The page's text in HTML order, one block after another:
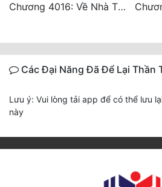
Chương 4016: Về Nhà Thôi... (Đại Kết Cục)
Các Đại Năng Đã Để Lại Thần
Lưu ý: Vui lòng tải app để có thể lưu
này